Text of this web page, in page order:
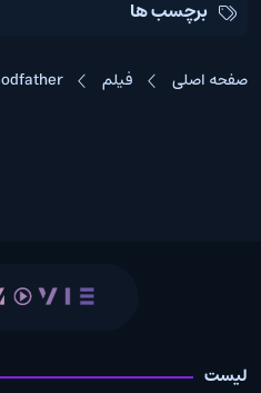
برچسب ها
صفحه اصلی فیلم
لیست